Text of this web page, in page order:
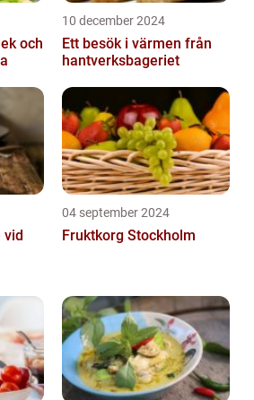
och
10 december 2024
Ett besök i värmen från
hantverksbageriet
vid
04 september 2024
Fruktkorg Stockholm